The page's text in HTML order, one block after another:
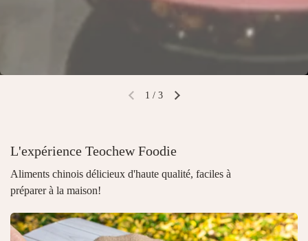
1 / 3
L'expérience Teochew Foodie
Aliments chinois délicieux d'haute qualité, faciles à
préparer à la maison!